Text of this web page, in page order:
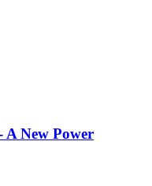
New Power